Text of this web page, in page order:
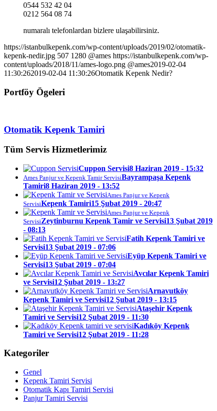
0544 532 42 04
0212 564 08 74
numaralı telefonlardan bizlere ulaşabilirsiniz.
https://istanbulkepenk.com/wp-content/uploads/2019/02/otomatik-
kepenk-nedir.jpg 507 1280 @ames https://istanbulkepenk.com/wp-
content/uploads/2018/11/ames-logo.png @ames2019-02-04
11:30:262019-02-04 11:30:26Otomatik Kepenk Nedir?
Portföy Ögeleri
Otomatik Kepenk Tamiri
Tüm Servis Hizmetlerimiz
Cuppon Servisi8 Haziran 2019 - 15:32
Ames Panjur ve Kepenk Tamir ServisiBayrampaşa Kepenk
Tamiri8 Haziran 2019 - 13:52
Ames Panjur ve Kepenk
ServisiKepenk Tamiri15 Şubat 2019 - 20:47
Ames Panjur ve Kepenk
ServisiZeytinburnu Kepenk Tamir ve Servisi13 Şubat 2019
- 08:13
Fatih Kepenk Tamiri ve
Servisi13 Şubat 2019 - 07:06
Eyüp Kepenk Tamiri ve
Servisi13 Şubat 2019 - 07:04
Avcılar Kepenk Tamiri
ve Servisi12 Şubat 2019 - 13:27
Arnavutköy
Kepenk Tamiri ve Servisi12 Şubat 2019 - 13:15
Ataşehir Kepenk
Tamiri ve Servisi12 Şubat 2019 - 11:30
Kadıköy Kepenk
Tamiri ve Servisi12 Şubat 2019 - 11:28
Kategoriler
Genel
Kepenk Tamiri Servisi
Otomatik Kapı Tamiri Servisi
Panjur Tamiri Servisi